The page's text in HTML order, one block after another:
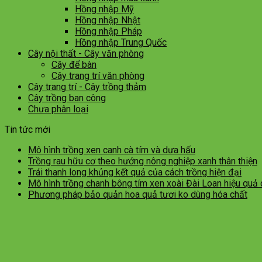
Hồng nhập Mỹ
Hồng nhập Nhật
Hồng nhập Pháp
Hồng nhập Trung Quốc
Cây nội thất - Cây văn phòng
Cây để bàn
Cây trang trí văn phòng
Cây trang trí - Cây trồng thảm
Cây trồng ban công
Chưa phân loại
Tin tức mới
Mô hình trồng xen canh cà tím và dưa hấu
Trồng rau hữu cơ theo hướng nông nghiệp xanh thân thiện
Trái thanh long khủng kết quả của cách trồng hiện đại
Mô hình trồng chanh bông tím xen xoài Đài Loan hiệu quả
Phương pháp bảo quản hoa quả tươi ko dùng hóa chất